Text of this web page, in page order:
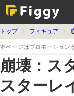
トップ フィギュア
本ページはプロモーション
崩壊：ス
スターレ